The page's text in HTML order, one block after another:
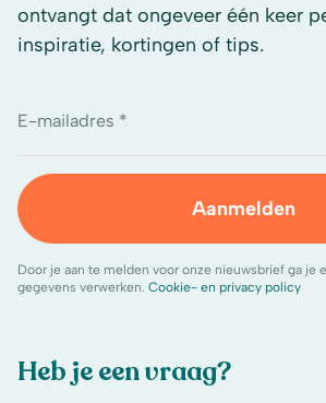
Heb je een vraag?
ontvangt dat ongeveer één keer
inspiratie, kortingen of tips.
E-mailadres *
Aanmelden
Door je aan te melden voor onze nieuwsbrief ga je
gegevens verwerken. Cookie- en privacy policy